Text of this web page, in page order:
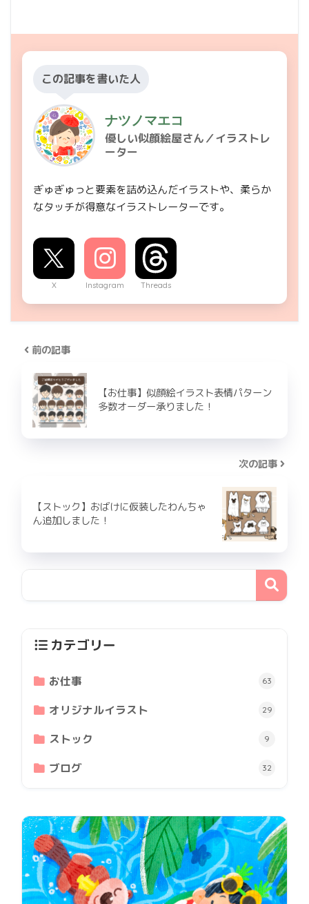
この記事を書いた人
ナツノマエコ
優しい似顔絵屋さん／イラストレ
ーター
ぎゅぎゅっと要素を詰め込んだイラストや、柔らか
なタッチが得意なイラストレーターです。
X Instagram Threads
前の記事
【お仕事】似顔絵イラスト表情パターン
多数オーダー承りました！
次の記事
【ストック】おばけに仮装したわんちゃ
ん追加しました！
カテゴリー
お仕事 63
オリジナルイラスト 29
ストック 9
ブログ 32